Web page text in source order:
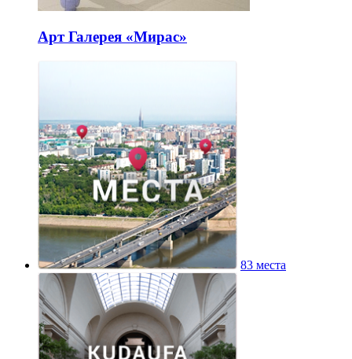
Арт Галерея «Мирас»
83 места